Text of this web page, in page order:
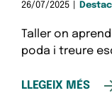
26/07/2025
Taller on
poda i treure
LLEGEIX MÉS